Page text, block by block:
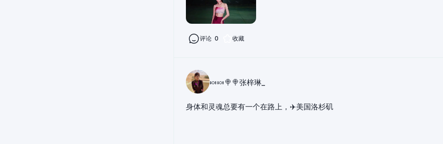
评论 0 收藏
🍬🍬🍭🍭张梓琳_
身体和灵魂总要有一个在路上，✈️美国洛杉矶